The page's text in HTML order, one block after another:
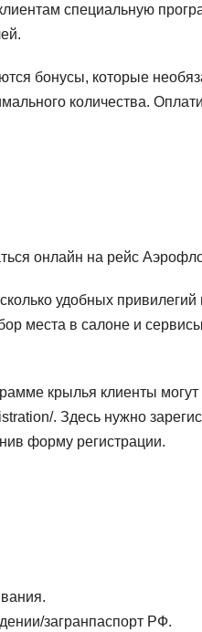
специальную
бонусы, которые
количества.
онлайн на рейс
удобных
места в салоне и
крылья клиенты
. Здесь нужно
форму регистрации.
загранпаспорт РФ.